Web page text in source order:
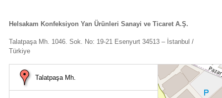
Helsakam Konfeksiyon Yan Ürünleri Sanayi ve Ticaret A.Ş.
Talatpaşa Mh. 1046. Sok. No: 19-21 Esenyurt 34513 – İstanbul /
Türkiye
Talatpaşa Mh.